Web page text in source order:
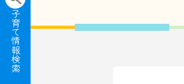
子育て情報検索